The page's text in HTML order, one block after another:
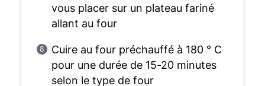
vous placer sur un plateau fariné
allant au four
Cuire au four préchauffé à 180 ° C
pour une durée de 15-20 minutes
selon le type de four